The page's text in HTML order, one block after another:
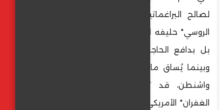
لصالح البراغماتية المتوحشة. لقد باع "الدب
الروسي" حليفه الفنزويلي ليس بدافع الضعف،
بل بدافع الحاجة لإعادة ترتيب بيته الأوروبي.
وبينما يُساق مادورو إلى قاعات المحاكم في
واشنطن، قد تكون موسكو بانتظار "صك
الغفران" الأمريكي بشأن شبه جزيرة القرم وشرق